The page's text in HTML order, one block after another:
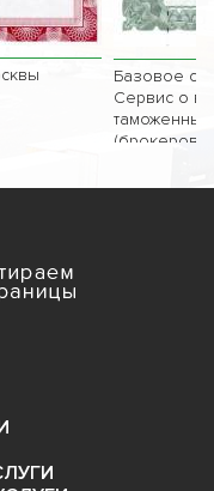
Базовое
Сервис о
таможенных
(брокеров)